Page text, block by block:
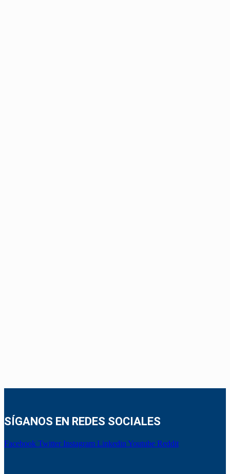
SÍGANOS EN REDES SOCIALES
Facebook Twitter Instagram Linkedin Youtube Reddit